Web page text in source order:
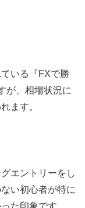
いる『FXで勝
が、相場状況に
ます。
エントリーをし
い初心者が特に